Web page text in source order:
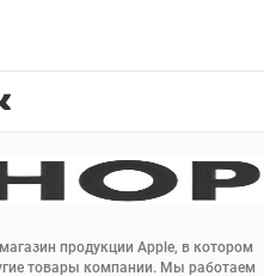
продукции Apple, в котором
товары компании. Мы работаем